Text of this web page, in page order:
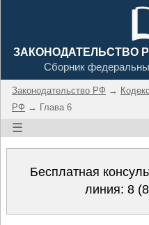
ЗАКОНОДАТЕЛЬСТВО
Сборник
Законодательство РФ →
РФ → Глава 6
☰
Бесплатная
линия: 8